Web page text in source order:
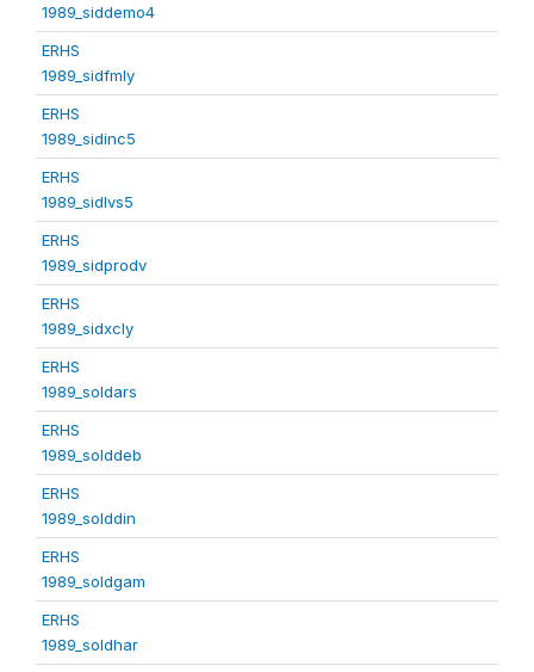
1989_siddemo4
ERHS
1989_sidfmly
ERHS
1989_sidinc5
ERHS
1989_sidlvs5
ERHS
1989_sidprodv
ERHS
1989_sidxcly
ERHS
1989_soldars
ERHS
1989_solddeb
ERHS
1989_solddin
ERHS
1989_soldgam
ERHS
1989_soldhar